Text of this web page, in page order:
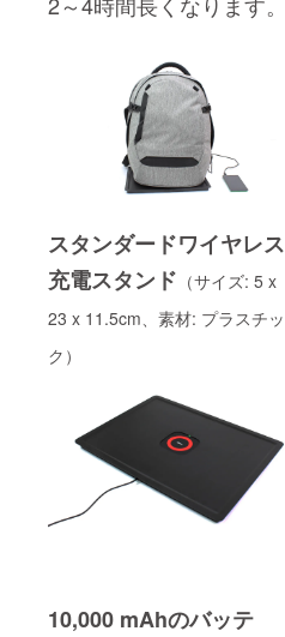
スタンダードワイヤレス
充電スタンド （サイズ: 5 x
23 x 11.5cm、素材: プラスチッ
ク）
10,000 mAhのバッテ